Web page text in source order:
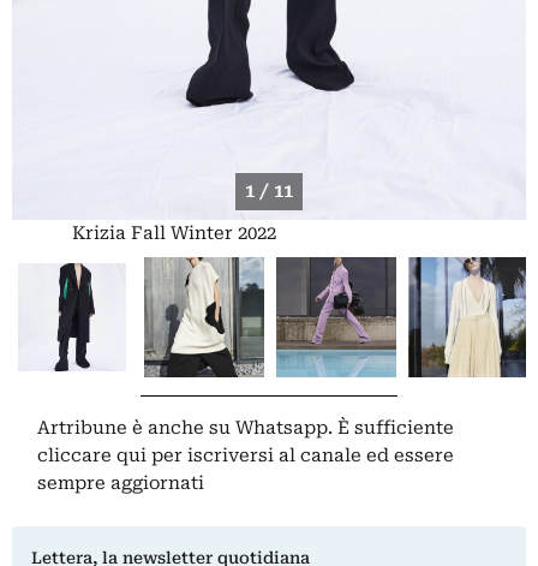
1 / 11
Krizia Fall Winter 2022
Artribune è anche su Whatsapp. È sufficiente
cliccare qui per iscriversi al canale ed essere
sempre aggiornati
Lettera, la newsletter quotidiana